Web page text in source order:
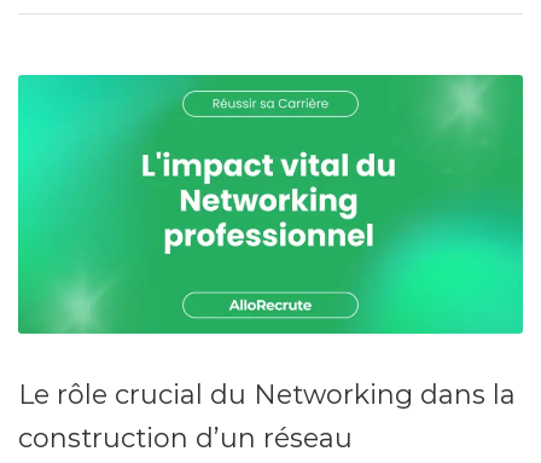
Le rôle crucial du Networking dans la
construction d’un réseau